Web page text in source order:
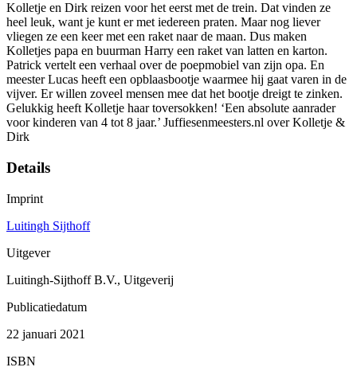
Kolletje en Dirk reizen voor het eerst met de trein. Dat vinden ze
heel leuk, want je kunt er met iedereen praten. Maar nog liever
vliegen ze een keer met een raket naar de maan. Dus maken
Kolletjes papa en buurman Harry een raket van latten en karton.
Patrick vertelt een verhaal over de poepmobiel van zijn opa. En
meester Lucas heeft een opblaasbootje waarmee hij gaat varen in de
vijver. Er willen zoveel mensen mee dat het bootje dreigt te zinken.
Gelukkig heeft Kolletje haar toversokken! ‘Een absolute aanrader
voor kinderen van 4 tot 8 jaar.’ Juffiesenmeesters.nl over Kolletje &
Dirk
Details
Imprint
Luitingh Sijthoff
Uitgever
Luitingh-Sijthoff B.V., Uitgeverij
Publicatiedatum
22 januari 2021
ISBN